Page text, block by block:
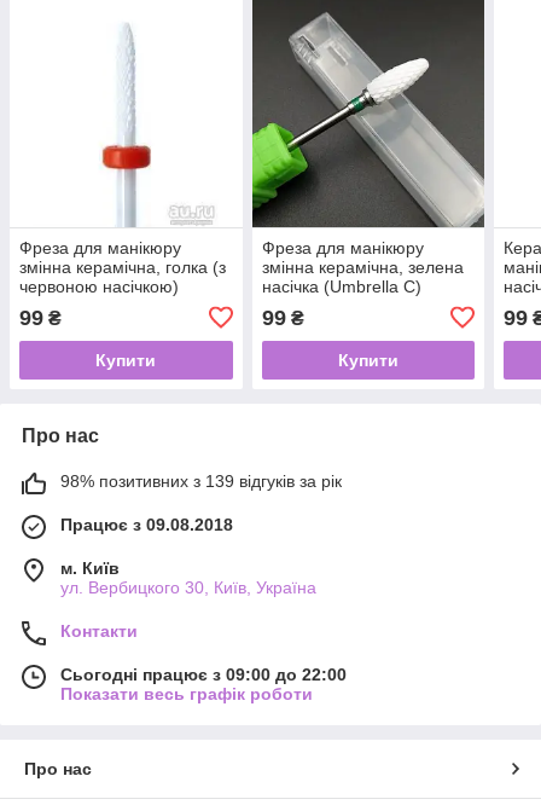
Фреза для манікюру
змінна керамічна, голка (з
червоною насічкою)
99 ₴
Купити
Фреза для манікюру
змінна керамічна, зелена
насічка (Umbrella С)
99₴
Купити
99
Про нас
98% позитивних з 139 відгуків за рік
Працює з 09.08.2018
м. Київ
ул. Вербицкого 30, Київ, Україна
Контакти
Сьогодні працює з 09:00 до 22:00
Показати весь графік роботи
Про нас